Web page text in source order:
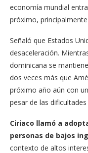
economía mundial
próximo,
Señaló que Estados
desaceleración.
dominicana se
dos veces más que
próximo año aún con
pesar de las
Ciriaco llamó a
personas de bajos
contexto de altos